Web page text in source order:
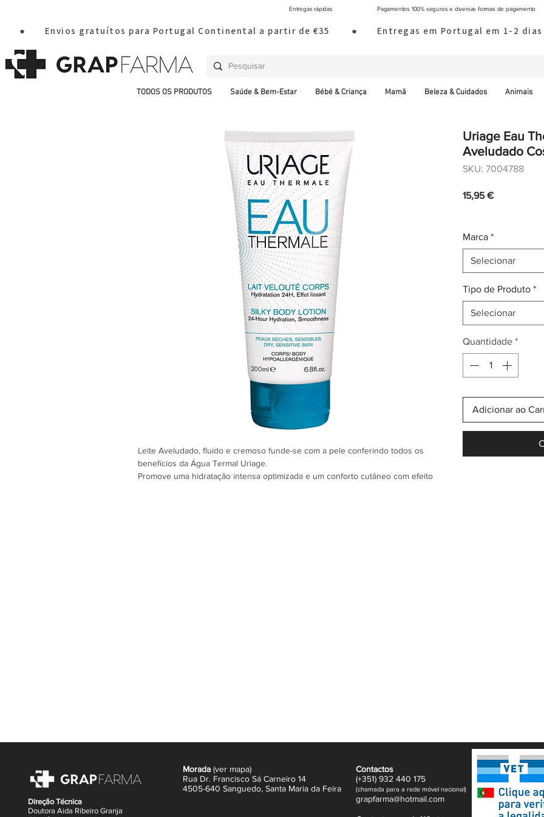
Entregas rápidas Pagamentos 100% seguros e diversas formas de pagamento
●       Envios gratuítos para Portugal Continental a partir de €35        ●       Entregas em Portugal em 1-
TODOS OS PRODUTOS Saúde & Bem-Estar Bébé & Criança Mamã Beleza & Cuidados Animais
Leite Aveludado, fluído e cremoso funde-se com a pele conferindo todos os
benefícios da Água Termal Uriage.
Promove uma hidratação intensa optimizada e um conforto cutâneo com efeito
Uriage Eau
Aveludado
SKU: 7004788
15,95 €Preço
Marca *
Selecionar
Tipo de Produto *
Selecionar
Quantidade *
Adicionar ao
Direção Técnica
Doutora Aida Ribeiro Granja
Contactos
(+351) 932 440 175
(chamada para a rede móvel nacional)
grapfarma@hotmail.com
Morada (ver mapa)
Rua Dr. Francisco Sá Carneiro 14
4505-640 Sanguedo, Santa Maria da Feira